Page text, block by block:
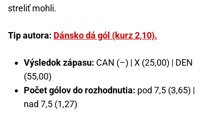
streliť mohli.
Tip autora: Dánsko dá gól (kurz 2,10).
Výsledok zápasu: CAN (–) | X (25,00) | DEN
(55,00)
Počet gólov do rozhodnutia: pod 7,5 (3,65) |
nad 7,5 (1,27)